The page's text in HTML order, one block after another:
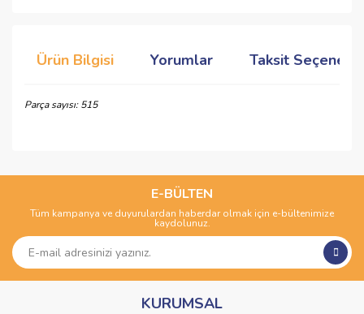
Ürün Bilgisi Yorumlar Taksit
Parça sayısı: 515
Yorum Yaz
kullanarak tarafımıza iletebilirsiniz.
Görüş ve önerileriniz için teşekkür ederiz.
Ürün açıklamasında eksik bilgiler bulunuyor.
Ürün bilgilerinde hatalar bulunuyor.
Ürün fiyatı diğer sitelerden daha pahalı.
E-BÜLTEN
Tüm kampanya ve duyurulardan haberdar olmak için e-bültenimize
kaydolunuz.
KURUMSAL